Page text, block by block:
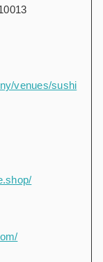
venues/sushi